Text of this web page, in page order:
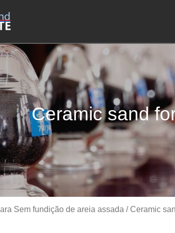
Ceramic sand
Sem fundição de areia assada / Ceramic